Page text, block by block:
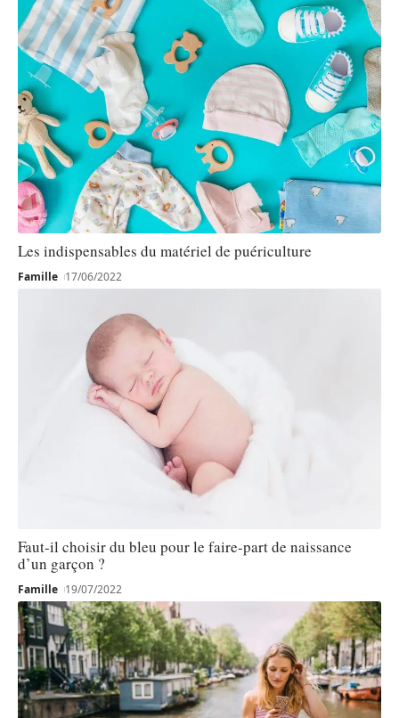
Les indispensables du matériel de puériculture
Famille 17/06/2022
Faut-il choisir du bleu pour le faire-part de naissance
d’un garçon ?
Famille 19/07/2022